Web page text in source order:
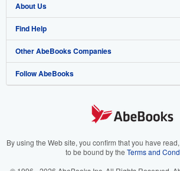
Browse Collections
My Account
My Orders
View Basket
Start Selling
Join Our Affiliate Program
Book Buyback
Refer a seller
About Us
About AbeBooks
Media
Careers
Your Ads Privacy Choices
Find Help
Help
Customer Support
Other AbeBooks Companies
AbeBooks.co.uk
AbeBooks.it
Follow AbeBooks
By using the Web site, you confirm that you have
to be bound by the Terms and